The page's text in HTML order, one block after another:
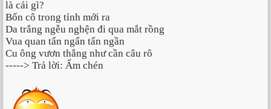
là cái gì?
Bốn cô trong tỉnh mới ra
Da trắng ngễu nghện đi qua mắt rồng
Vua quan tẩn ngẩn tẩn ngần
Cu ông vươn thẳng như cần câu rô
-----> Trả lời: Ấm chén